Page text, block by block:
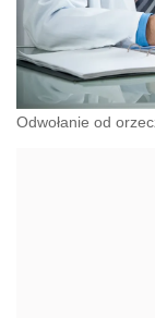
Odwołanie od